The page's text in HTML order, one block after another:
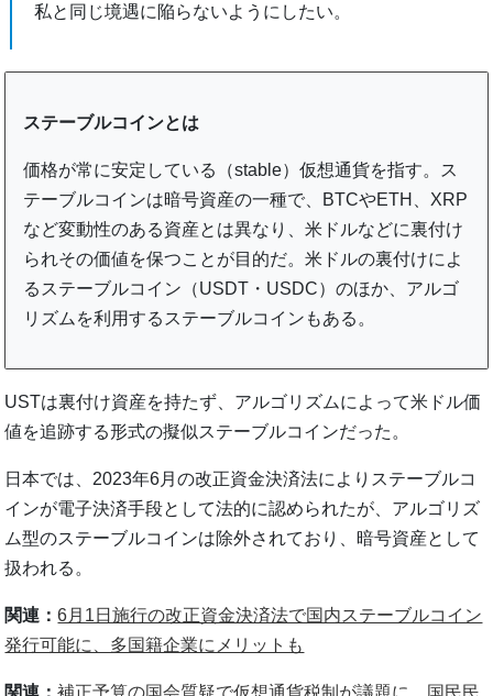
私と同じ境遇に陥らないようにしたい。
ステーブルコインとは
価格が常に安定している（stable）仮想通貨を指す。ス
テーブルコインは暗号資産の一種で、BTCやETH、XRP
など変動性のある資産とは異なり、米ドルなどに裏付け
られその価値を保つことが目的だ。米ドルの裏付けによ
るステーブルコイン（USDT・USDC）のほか、アルゴ
リズムを利用するステーブルコインもある。
USTは裏付け資産を持たず、アルゴリズムによって米ドル価
値を追跡する形式の擬似ステーブルコインだった。
日本では、2023年6月の改正資金決済法によりステーブルコ
インが電子決済手段として法的に認められたが、アルゴリズ
ム型のステーブルコインは除外されており、暗号資産として
扱われる。
関連：6月1日施行の改正資金決済法で国内ステーブルコイン
発行可能に、多国籍企業にメリットも
関連：補正予算の国会質疑で仮想通貨税制が議題に 国民民